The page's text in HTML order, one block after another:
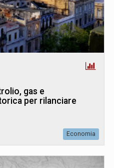
gas e
per rilanciare
Economia